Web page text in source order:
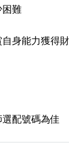
困難
身能力獲得
配號碼為佳